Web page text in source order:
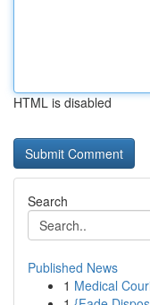
HTML is disabled
Search
Published News
1 Medical